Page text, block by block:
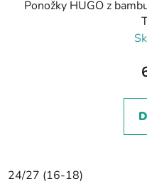
Ponožky HUGO z
24/27 (16-18)